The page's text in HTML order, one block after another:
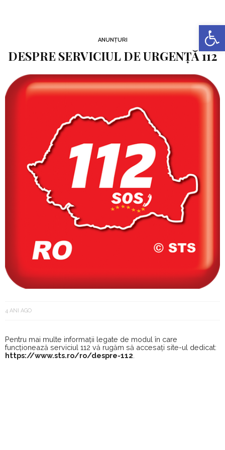
ANUNȚURI
DESPRE SERVICIUL DE URGENȚĂ 112
4 ANI AGO
Pentru mai multe informații legate de modul în care
funcționează serviciul 112 vă rugăm să accesați site-ul dedicat:
https://www.sts.ro/ro/despre-112